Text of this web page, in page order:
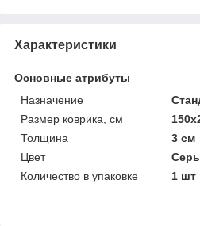
Характеристики
Основные атрибуты
Назначение
Размер коврика, см
Толщина
3 см
Цвет
Количество в упаковке
1 шт